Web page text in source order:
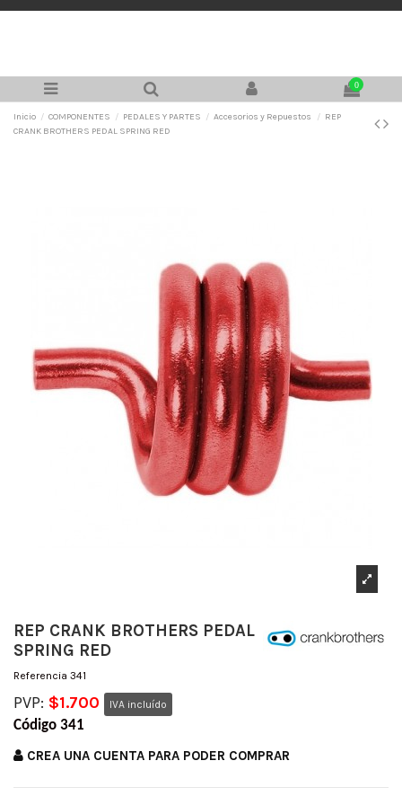
0
Inicio COMPONENTES PEDALES Y PARTES Accesorios y Repuestos
REP
CRANK BROTHERS PEDAL SPRING RED
REP CRANK BROTHERS PEDAL
SPRING RED
Referencia 341
PVP: $1.700 IVA incluído
Código 341
CREA UNA CUENTA PARA PODER COMPRAR